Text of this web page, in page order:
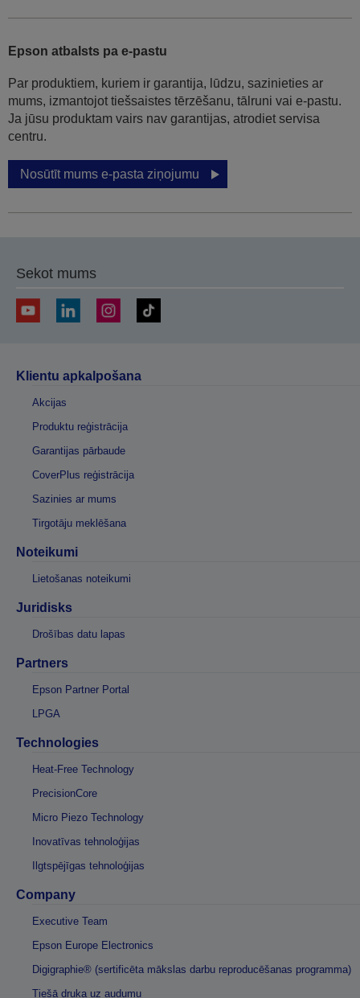
Epson atbalsts pa e-pastu
Par produktiem, kuriem ir garantija, lūdzu, sazinieties ar
mums, izmantojot tiešsaistes tērzēšanu, tālruni vai e-pastu.
Ja jūsu produktam vairs nav garantijas, atrodiet servisa
centru.
Nosūtīt mums e-pasta ziņojumu
Sekot mums
Klientu apkalpošana
Akcijas
Produktu reģistrācija
Garantijas pārbaude
CoverPlus reģistrācija
Sazinies ar mums
Tirgotāju meklēšana
Noteikumi
Lietošanas noteikumi
Juridisks
Drošības datu lapas
Partners
Epson Partner Portal
LPGA
Technologies
Heat-Free Technology
PrecisionCore
Micro Piezo Technology
Inovatīvas tehnoloģijas
Ilgtspējīgas tehnoloģijas
Company
Executive Team
Epson Europe Electronics
Digigraphie® (sertificēta mākslas darbu reproducēšanas programma)
Tiešā druka uz audumu